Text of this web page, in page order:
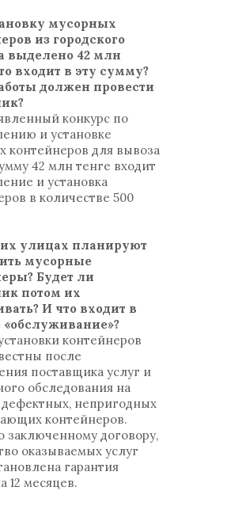
мусорных
из городского
выделено 42 млн
входит в эту сумму?
должен провести
конкурс по
и установке
контейнеров для вывоза
42 млн тенге входит
и установка
в количестве 500
улицах планируют
мусорные
Будет ли
потом их
И что входит в
«обслуживание»?
контейнеров
после
поставщика услуг и
обследования на
непригодных
контейнеров.
заключенному договору,
оказываемых услуг
гарантия
12 месяцев.